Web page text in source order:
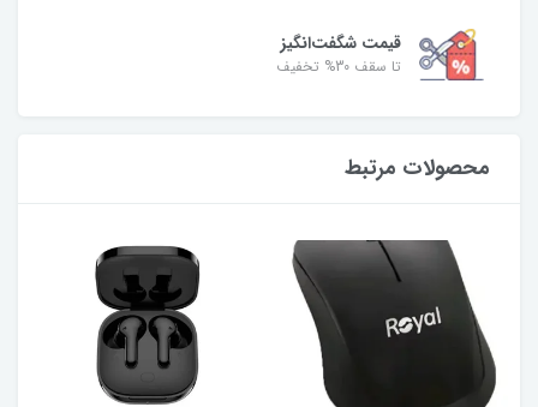
قیمت شگفت‌انگیز
تا سقف 30% تخفیف
محصولات مرتبط